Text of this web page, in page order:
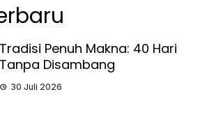
Tradisi Penuh Makna: 40 Hari
Tanpa Disambang
30 Juli 2026